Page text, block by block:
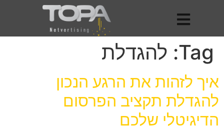
Tag: להגדלת
איך לזהות את הרגע הנכון
להגדלת תקציב הפרסום
הדיגיטלי שלכם